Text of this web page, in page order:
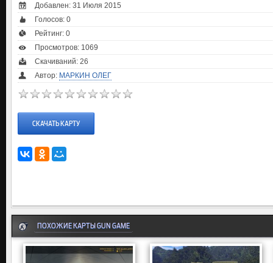
Добавлен: 31 Июля 2015
Голосов: 0
Рейтинг: 0
Просмотров: 1069
Скачиваний: 26
Автор: МАРКИН ОЛЕГ
СКАЧАТЬ КАРТУ
ПОХОЖИЕ КАРТЫ GUN GAME